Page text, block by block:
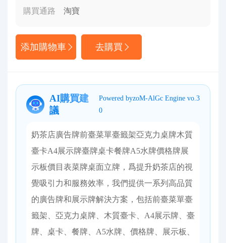
購買通路 淘寶
添加購物車 去購買
AI購買建
議
Powered byzoM-AlGc Engine vo.3
0
奶茶店廣告牌前臺菜單臺籤架亞克力桌牌木質
臺卡A4展示牌臺牌桌卡餐牌A5水牌價格牌展
示板價目表菜牌桌面立牌，爲提升奶茶店的視
覺吸引力和服務效率，我們提供一系列高品質
的廣告牌和展示牌解決方案，包括前臺菜單臺
籤架、亞克力桌牌、木質臺卡、A4展示牌、臺
牌、桌卡、餐牌、A5水牌、價格牌、展示板、